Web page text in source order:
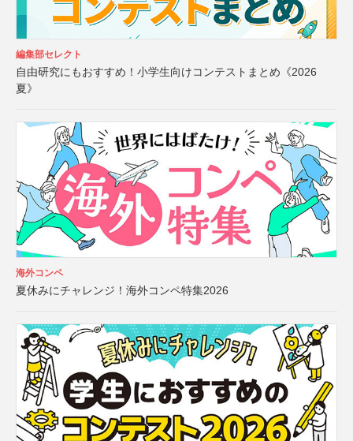
編集部セレクト
自由研究にもおすすめ！小学生向けコンテストまとめ《2026
夏》
海外コンペ
夏休みにチャレンジ！海外コンペ特集2026